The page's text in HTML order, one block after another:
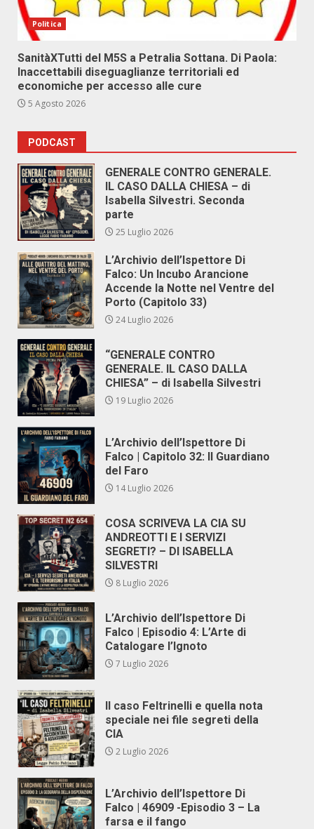
Politica
SanitàXTutti del M5S a Petralia Sottana. Di Paola:
Inaccettabili diseguaglianze territoriali ed
economiche per accesso alle cure
5 Agosto 2026
PODCAST
GENERALE CONTRO GENERALE.
IL CASO DALLA CHIESA – di
Isabella Silvestri. Seconda
parte
25 Luglio 2026
L’Archivio dell’Ispettore Di
Falco: Un Incubo Arancione
Accende la Notte nel Ventre del
Porto (Capitolo 33)
24 Luglio 2026
“GENERALE CONTRO
GENERALE. IL CASO DALLA
CHIESA” – di Isabella Silvestri
19 Luglio 2026
L’Archivio dell’Ispettore Di
Falco | Capitolo 32: Il Guardiano
del Faro
14 Luglio 2026
COSA SCRIVEVA LA CIA SU
ANDREOTTI E I SERVIZI
SEGRETI? – DI ISABELLA
SILVESTRI
8 Luglio 2026
L’Archivio dell’Ispettore Di
Falco | Episodio 4: L’Arte di
Catalogare l’Ignoto
7 Luglio 2026
Il caso Feltrinelli e quella nota
speciale nei file segreti della
CIA
2 Luglio 2026
L’Archivio dell’Ispettore Di
Falco | 46909 -Episodio 3 – La
farsa e il fango